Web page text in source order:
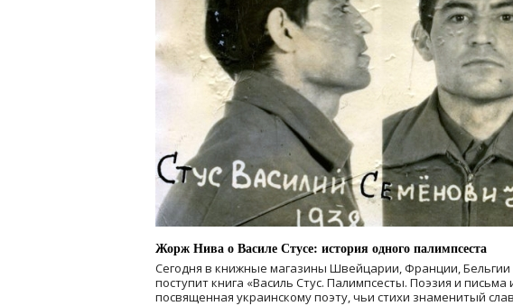
Жорж Нива о Василе Стусе: история одного палимпсеста
Сегодня в книжные магазины Швейцарии, Франции,
поступит книга «Василь Стус. Палимпсесты. Поэзия и письма
посвященная украинскому поэту, чьи стихи знаменитый